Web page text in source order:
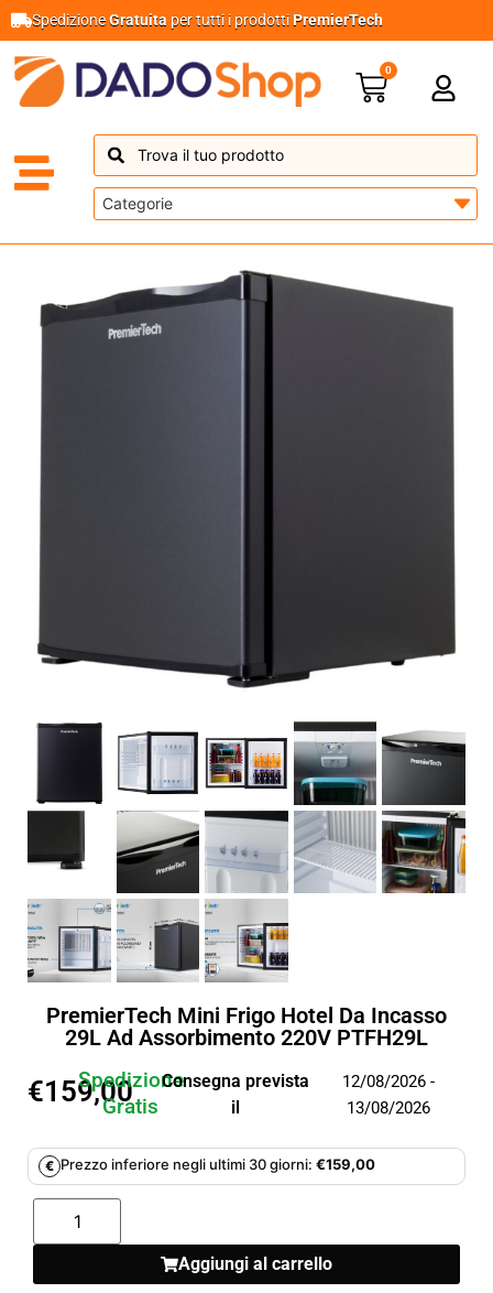
SpedizioneGratuita per tutti i prodottiPremierTech
0
PremierTech Mini Frigo Hotel Da Incasso
29L Ad Assorbimento 220V PTFH29L
€159,00
Spedizione
Gratis
Consegna prevista
il
12/08/2026 -
13/08/2026
€ Prezzo inferiore negli ultimi 30 giorni: €159,00
Aggiungi al carrello